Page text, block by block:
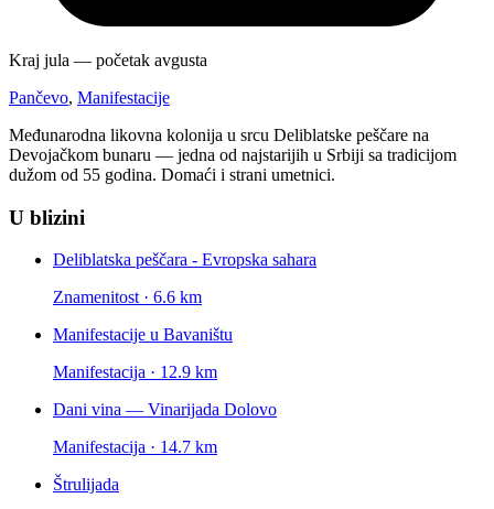
Kraj jula — početak avgusta
Pančevo, Manifestacije
Međunarodna likovna kolonija u srcu Deliblatske peščare na
Devojačkom bunaru — jedna od najstarijih u Srbiji sa tradicijom
dužom od 55 godina. Domaći i strani umetnici.
U blizini
Deliblatska peščara - Evropska sahara
Znamenitost · 6.6 km
Manifestacije u Bavaništu
Manifestacija · 12.9 km
Dani vina — Vinarijada Dolovo
Manifestacija · 14.7 km
Štrulijada